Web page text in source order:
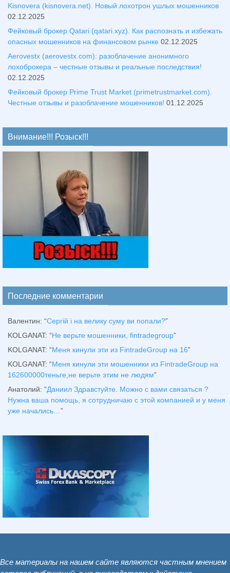
Kisnovera (kisnovera.net). Новый лохотрон ушлых мошенников
02.12.2025
Фейковый брокер Qatari (qatari.xyz). Как распознать и избежать
опасных мошенников на финансовом рынке 02.12.2025
Aerovestx (aerovestx.com): разоблачение анонимного
лохоброкера – честные отзывы и реальные последствия!
02.12.2025
Фейковый брокер Prime Trust Market (primetrustmarket.com).
Честные отзывы и разоблачение мошенников! 01.12.2025
Внимание!!! Розыск!!!
Последние комментарии
Валентин: “Сергій і на велику суму ви попали?”
KOLGANAT: “Не верьте мошенники, fintradegroup”
KOLGANAT: “Меня кинули эти из FintradeGroup на 16”
KOLGANAT: “Меня кинули эти мошенники из FintradeGroup на
162600000теньге,не верьте этим не людям”
Анатолий: “Даниил Здравстуйте. Можно с вами связаться ?
Нужна ваша помощь, я сотрудничаю с этой компанией и у меня
уже начались… ”
Все материалы на нашем сайте являются частным мнением